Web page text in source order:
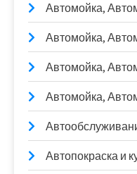
Автомойка,
Автомойка,
Автомойка,
Автомойка,
Автопокраска и